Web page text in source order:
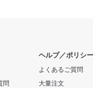
問
ヘルプ／ポリシー
よくあるご質問
大量注文